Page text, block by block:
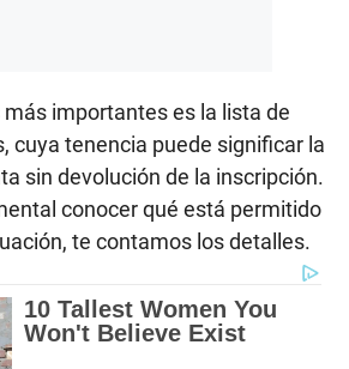
importantes es la lista de
cuya tenencia puede significar la
sin devolución de la inscripción.
conocer qué está permitido
te contamos los detalles.